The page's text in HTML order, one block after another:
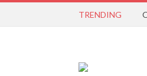
TRENDING